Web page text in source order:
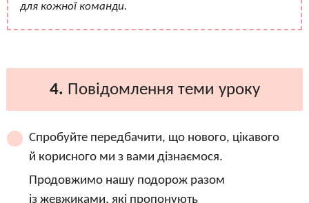
для кожної команди.
4. Повідомлення теми уроку
Спробуйте передбачити, що нового, цікавого
й корисного ми з вами дізнаємося.
Продовжимо нашу подорож разом
із жевжиками, які пропонують